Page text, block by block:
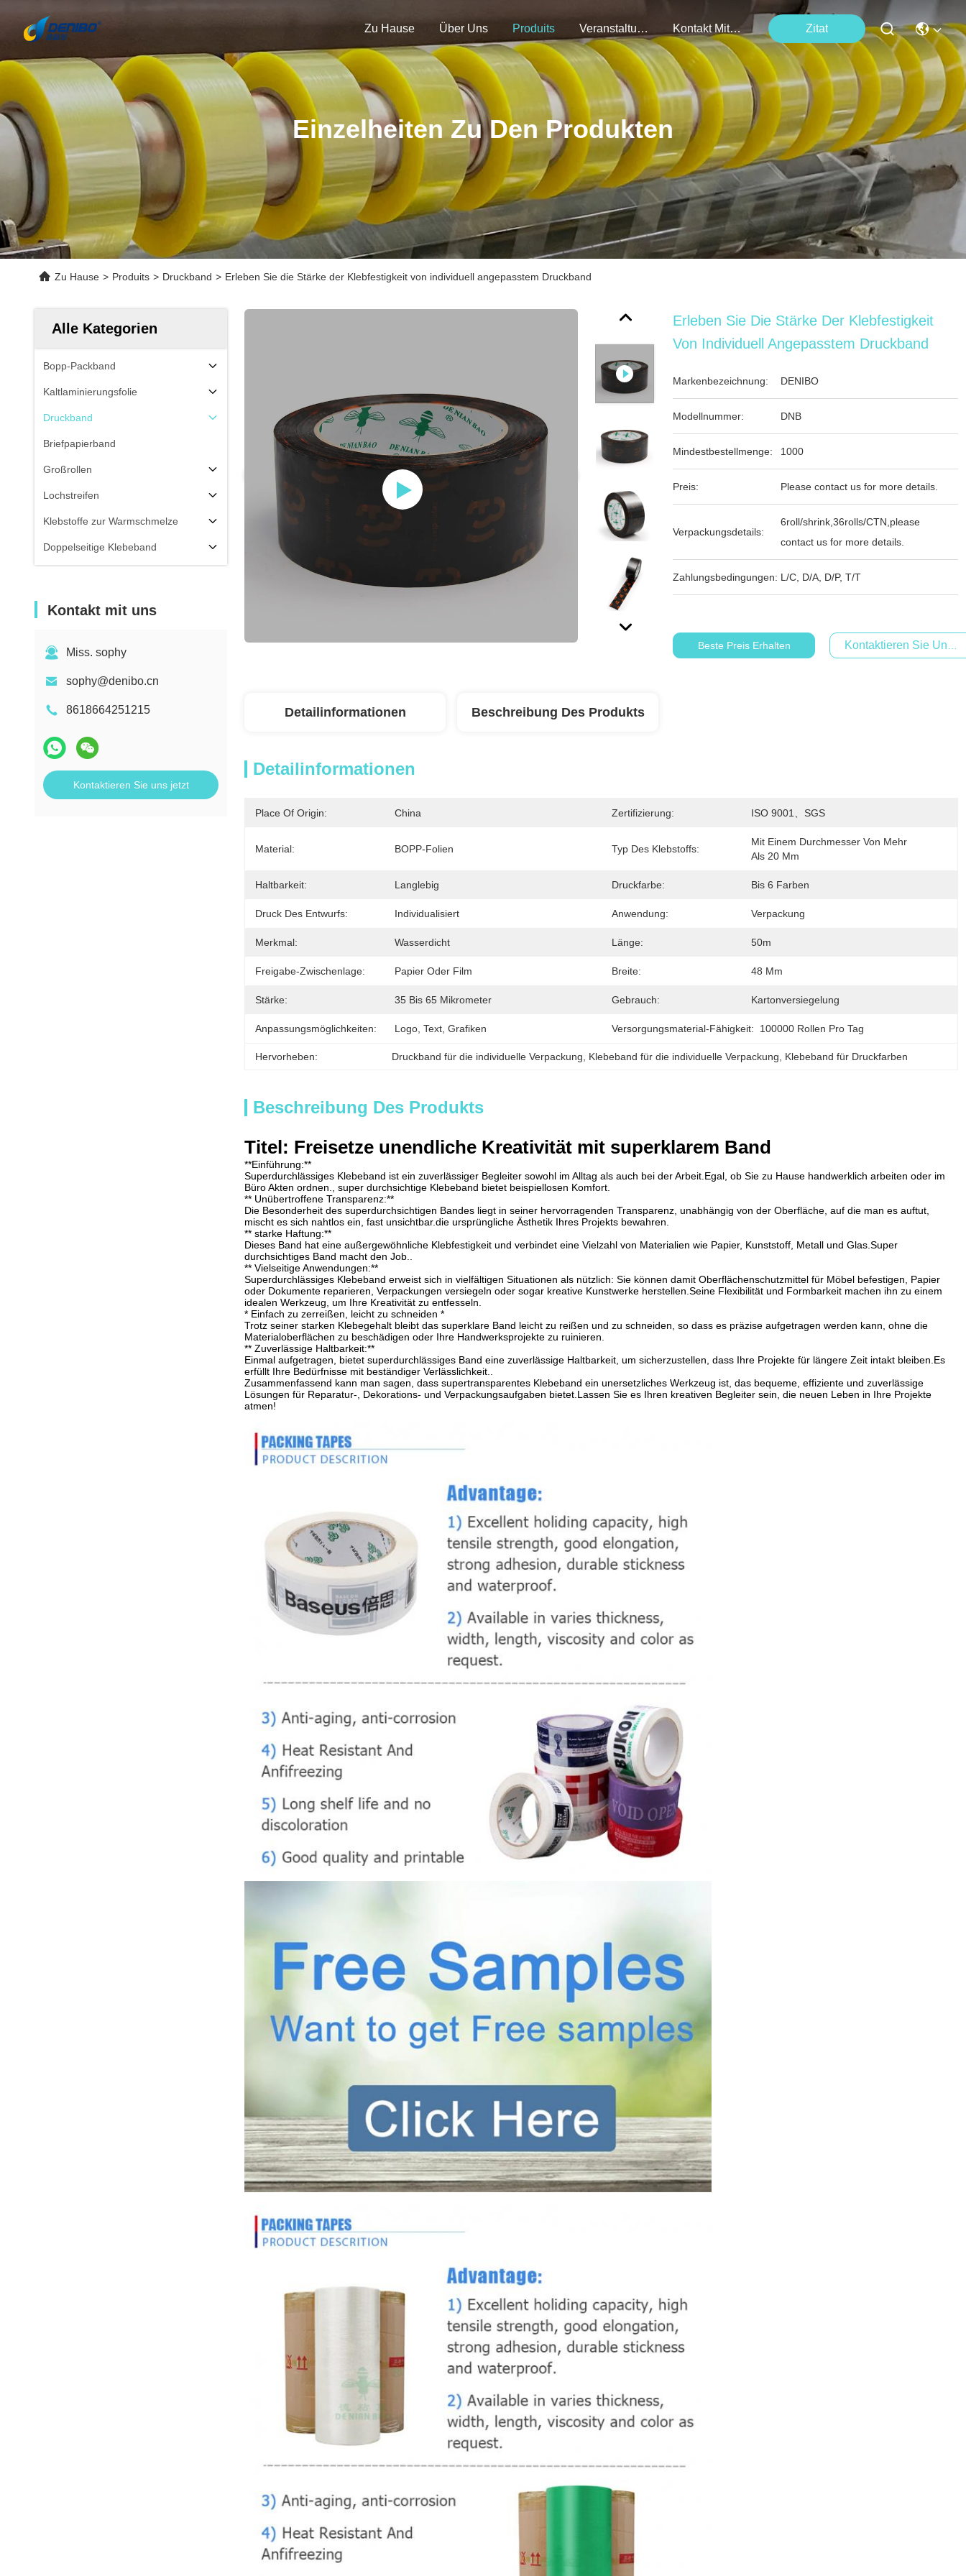
Zu Hause Über Uns Produits Veranstaltungen Kontakt Mit Uns Zitat
Einzelheiten Zu Den Produkten
Zu Hause > Produits > Druckband > Erleben Sie die Stärke der Klebfestigkeit von individuell angepasstem Druckband
Alle Kategorien
Bopp-Packband
Kaltlaminierungsfolie
Druckband
Briefpapierband
Großrollen
Lochstreifen
Klebstoffe zur Warmschmelze
Doppelseitige Klebeband
Kontakt mit uns
Miss. sophy
sophy@denibo.cn
8618664251215
Kontaktieren Sie uns jetzt
Erleben Sie Die Stärke Der Klebfestigkeit
Von Individuell Angepasstem Druckband
Markenbezeichnung: DENIBO
Modellnummer: DNB
Mindestbestellmenge: 1000
Preis: Please contact us for more details.
Verpackungsdetails:
6roll/shrink,36rolls/CTN,please
contact us for more details.
Zahlungsbedingungen: L/C, D/A, D/P, T/T
Beste Preis Erhalten Kontaktieren Sie Uns
Detailinformationen Beschreibung Des Produkts
Detailinformationen
Place Of Origin: China Zertifizierung: ISO 9001、SGS
Material: BOPP-Folien Typ Des Klebstoffs:
Mit Einem Durchmesser Von Mehr
Als 20 Mm
Haltbarkeit: Langlebig Druckfarbe: Bis 6 Farben
Druck Des Entwurfs: Individualisiert Anwendung: Verpackung
Merkmal: Wasserdicht Länge: 50m
Freigabe-Zwischenlage: Papier Oder Film Breite: 48 Mm
Stärke: 35 Bis 65 Mikrometer Gebrauch: Kartonversiegelung
Anpassungsmöglichkeiten: Logo, Text, Grafiken Versorgungsmaterial-Fähigkeit: 100000 Rollen Pro Tag
Hervorheben: Druckband für die individuelle Verpackung Klebeband für die individuelle Verpackung Klebeband für Druckfarben
Beschreibung Des Produkts
Titel: Freisetze unendliche Kreativität mit superklarem Band
**Einführung:**
Superdurchlässiges Klebeband ist ein zuverlässiger Begleiter sowohl im Alltag als auch bei der Arbeit.Egal, ob Sie zu Hause handwerklich arbeiten oder im
Büro Akten ordnen., super durchsichtige Klebeband bietet beispiellosen Komfort.
** Unübertroffene Transparenz:**
Die Besonderheit des superdurchsichtigen Bandes liegt in seiner hervorragenden Transparenz, unabhängig von der Oberfläche, auf die man es auftut,
mischt es sich nahtlos ein, fast unsichtbar.die ursprüngliche Ästhetik Ihres Projekts bewahren.
** starke Haftung:**
Dieses Band hat eine außergewöhnliche Klebfestigkeit und verbindet eine Vielzahl von Materialien wie Papier, Kunststoff, Metall und Glas.Super
durchsichtiges Band macht den Job..
** Vielseitige Anwendungen:**
Superdurchlässiges Klebeband erweist sich in vielfältigen Situationen als nützlich: Sie können damit Oberflächenschutzmittel für Möbel befestigen, Papier
oder Dokumente reparieren, Verpackungen versiegeln oder sogar kreative Kunstwerke herstellen.Seine Flexibilität und Formbarkeit machen ihn zu einem
idealen Werkzeug, um Ihre Kreativität zu entfesseln.
* Einfach zu zerreißen, leicht zu schneiden *
Trotz seiner starken Klebegehalt bleibt das superklare Band leicht zu reißen und zu schneiden, so dass es präzise aufgetragen werden kann, ohne die
Materialoberflächen zu beschädigen oder Ihre Handwerksprojekte zu ruinieren.
** Zuverlässige Haltbarkeit:**
Einmal aufgetragen, bietet superdurchlässiges Band eine zuverlässige Haltbarkeit, um sicherzustellen, dass Ihre Projekte für längere Zeit intakt bleiben.Es
erfüllt Ihre Bedürfnisse mit beständiger Verlässlichkeit..
Zusammenfassend kann man sagen, dass supertransparentes Klebeband ein unersetzliches Werkzeug ist, das bequeme, effiziente und zuverlässige
Lösungen für Reparatur-, Dekorations- und Verpackungsaufgaben bietet.Lassen Sie es Ihren kreativen Begleiter sein, die neuen Leben in Ihre Projekte
atmen!